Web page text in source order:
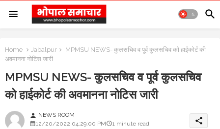
Home Jabalpur
MPMSU NEWS- कुलसचिव व पूर्व कुलसचिव को हाईकोर्ट की
अवमानना नोटिस जारी
MPMSU NEWS- कुलसचिव व पूर्व कुलसचिव
को हाईकोर्ट की अवमानना नोटिस जारी
person NEWS ROOM
12/20/2022 04:29:00 PM
1 minute read share